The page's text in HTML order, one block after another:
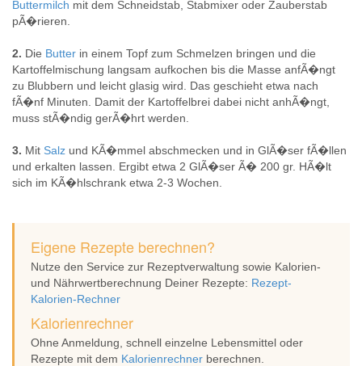
Buttermilch mit dem Schneidstab, Stabmixer oder Zauberstab
pÃ�rieren.
2. Die Butter in einem Topf zum Schmelzen bringen und die
Kartoffelmischung langsam aufkochen bis die Masse anfÃ�ngt
zu Blubbern und leicht glasig wird. Das geschieht etwa nach
fÃ�nf Minuten. Damit der Kartoffelbrei dabei nicht anhÃ�ngt,
muss stÃ�ndig gerÃ�hrt werden.
3. Mit Salz und KÃ�mmel abschmecken und in GlÃ�ser fÃ�llen
und erkalten lassen. Ergibt etwa 2 GlÃ�ser Ã� 200 gr. HÃ�lt
sich im KÃ�hlschrank etwa 2-3 Wochen.
Eigene Rezepte berechnen?
Nutze den Service zur Rezeptverwaltung sowie Kalorien-
und Nährwertberechnung Deiner Rezepte: Rezept-
Kalorien-Rechner
Kalorienrechner
Ohne Anmeldung, schnell einzelne Lebensmittel oder
Rezepte mit dem Kalorienrechner berechnen.